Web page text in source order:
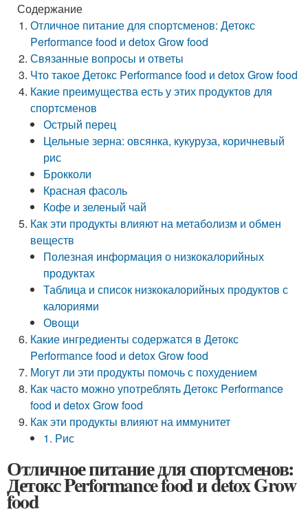
Содержание
Отличное питание для спортсменов: Детокс
Performance food и detox Grow food
Связанные вопросы и ответы
Что такое Детокс Performance food и detox Grow food
Какие преимущества есть у этих продуктов для
спортсменов
Острый перец
Цельные зерна: овсянка, кукуруза, коричневый
рис
Брокколи
Красная фасоль
Кофе и зеленый чай
Как эти продукты влияют на метаболизм и обмен
веществ
Полезная информация о низкокалорийных
продуктах
Таблица и список низкокалорийных продуктов с
калориями
Овощи
Какие ингредиенты содержатся в Детокс
Performance food и detox Grow food
Могут ли эти продукты помочь с похудением
Как часто можно употреблять Детокс Performance
food и detox Grow food
Как эти продукты влияют на иммунитет
1. Рис
Отличное питание для спортсменов:
Детокс Performance food и detox Grow
food